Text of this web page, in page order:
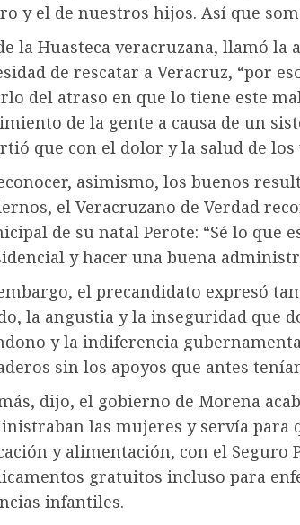
y el de nuestros hijos. Así que
la Huasteca veracruzana, llamó la
de rescatar a Veracruz, “por
del atraso en que lo tiene este
de la gente a causa de un
que con el dolor y la salud de los
asimismo, los buenos
el Veracruzano de Verdad
de su natal Perote: “Sé lo que
y hacer una buena
el precandidato expresó
la angustia y la inseguridad que
y la indiferencia
sin los apoyos que antes
dijo, el gobierno de Morena
las mujeres y servía para
y alimentación, con el Seguro
gratuitos incluso para
infantiles.